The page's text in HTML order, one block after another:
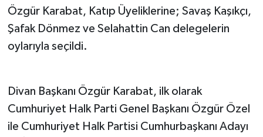
Özgür Karabat, Katıp Üyeliklerine; Savaş Kaşıkçı,
Şafak Dönmez ve Selahattin Can delegelerin
oylarıyla seçildi.
Divan Başkanı Özgür Karabat, ilk olarak
Cumhuriyet Halk Parti Genel Başkanı Özgür Özel
ile Cumhuriyet Halk Partisi Cumhurbaşkanı Adayı